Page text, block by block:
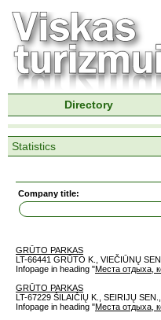
Directory
Statistics
Company title:
GRŪTO PARKAS
LT-66441 GRŪTO K., VIEČIŪNŲ
Infopage in heading "Места отдыха,
GRŪTO PARKAS
LT-67229 ŠILAIČIŲ K., SEIRIJŲ
Infopage in heading "Места отдыха,